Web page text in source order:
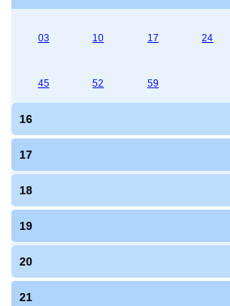
03 10 17 24
45 52 59
16
17
18
19
20
21